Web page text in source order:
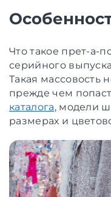
Что такое прет-а-
серийного
Такая массовость
прежде чем
каталога, модели
размерах и